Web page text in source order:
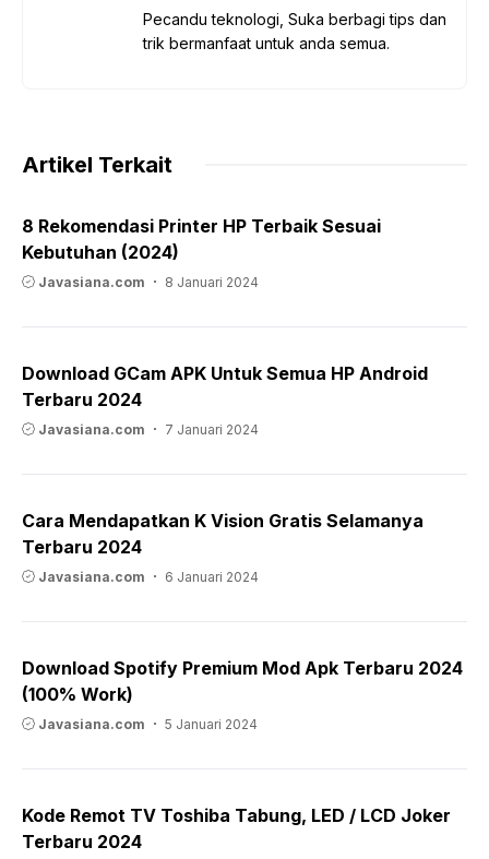
Pecandu teknologi, Suka berbagi tips dan
trik bermanfaat untuk anda semua.
Artikel Terkait
8 Rekomendasi Printer HP Terbaik Sesuai
Kebutuhan (2024)
Javasiana.com 8 Januari 2024
Download GCam APK Untuk Semua HP Android
Terbaru 2024
Javasiana.com 7 Januari 2024
Cara Mendapatkan K Vision Gratis Selamanya
Terbaru 2024
Javasiana.com 6 Januari 2024
Download Spotify Premium Mod Apk Terbaru 2024
(100% Work)
Javasiana.com 5 Januari 2024
Kode Remot TV Toshiba Tabung, LED / LCD Joker
Terbaru 2024